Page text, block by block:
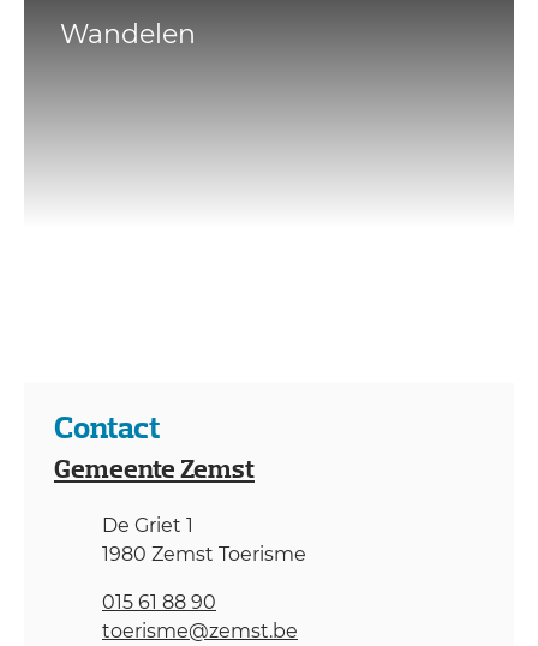
Wandelen
Contact
Gemeente Zemst
AdresDe Griet 1
,1980 Zemst Toerisme
015 61 88 90
E-mailtoerisme@zemst.be